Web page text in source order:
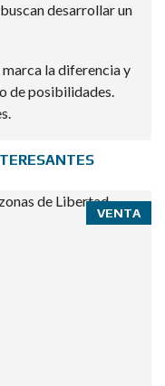
desarrollar un
la diferencia y
de posibilidades.
VENTA